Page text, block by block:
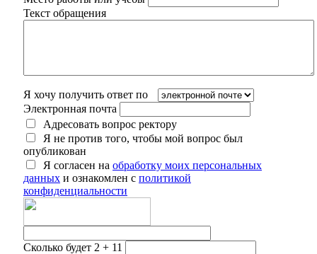
Текст обращения
Я хочу получить ответ по
Электронная почта
Адресовать вопрос ректору
Я не против того, чтобы мой вопрос был
опубликован
Я согласен на обработку моих персональных
данных и ознакомлен с политикой
конфиденциальности
Сколько будет 2 + 11